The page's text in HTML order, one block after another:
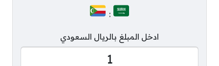
:
ادخل المبلغ بالريال السعودي